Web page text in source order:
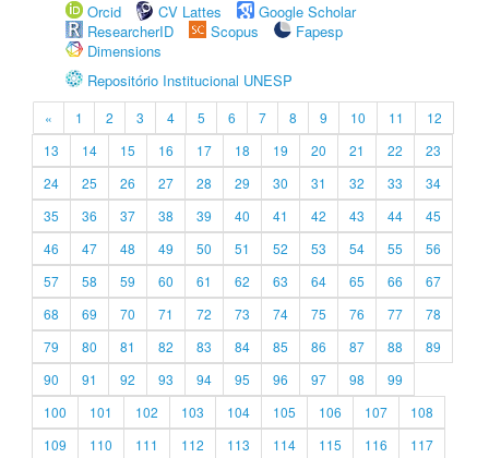
Orcid
CV Lattes
Google Scholar
ResearcherID
Scopus
Fapesp
Dimensions
Repositório Institucional UNESP
« 1 2 3 4 5 6 7 8 9 10 11
12
13
14 15 16 17 18 19 20 21 22
23
24
25 26 27 28 29 30 31 32 33
34
35
36 37 38 39 40 41 42 43 44
45
46
47 48 49 50 51 52 53 54 55
56
57
58 59 60 61 62 63 64 65 66
67
68
69 70 71 72 73 74 75 76 77
78
79
80 81 82 83 84 85 86 87 88
89
90
91 92 93 94 95 96 97 98
99
100
101 102 103 104 105 106 107
108
109
110 111 112 113 114 115 116
117